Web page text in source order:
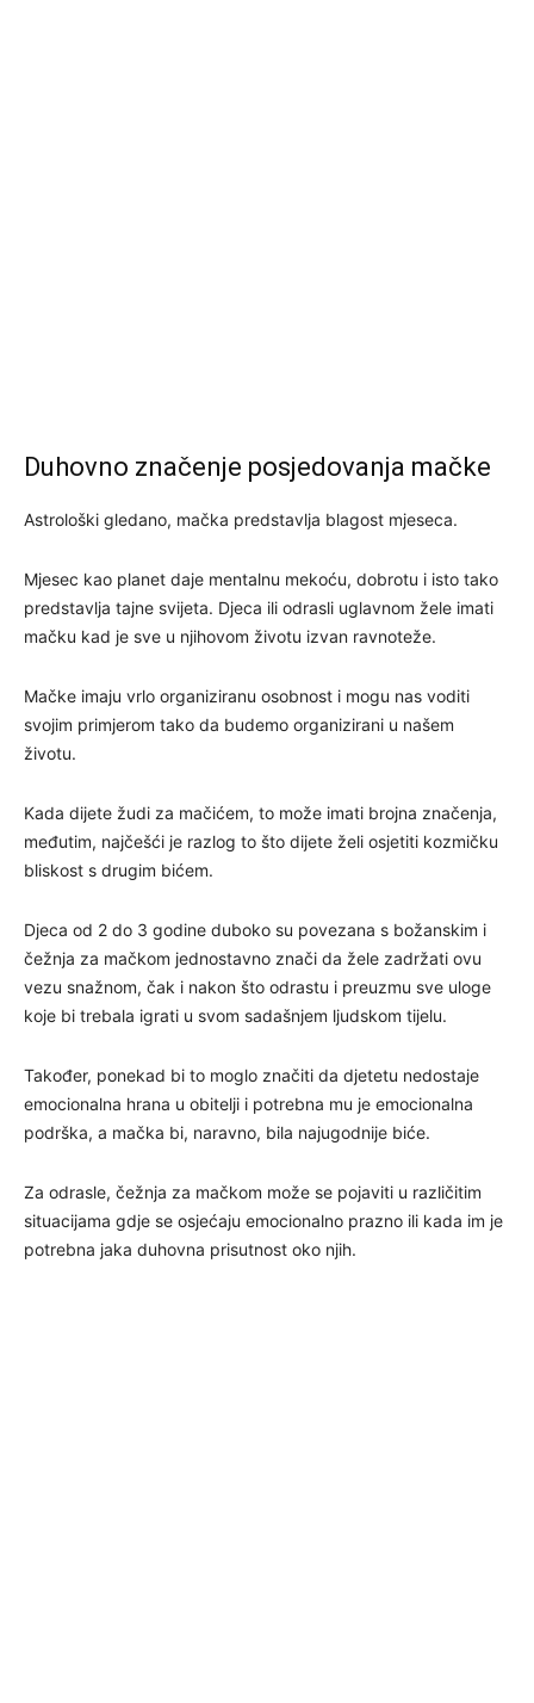
Duhovno značenje posjedovanja mačke
Astrološki gledano, mačka predstavlja blagost mjeseca.
Mjesec kao planet daje mentalnu mekoću, dobrotu i isto tako
predstavlja tajne svijeta. Djeca ili odrasli uglavnom žele imati
mačku kad je sve u njihovom životu izvan ravnoteže.
Mačke imaju vrlo organiziranu osobnost i mogu nas voditi
svojim primjerom tako da budemo organizirani u našem
životu.
Kada dijete žudi za mačićem, to može imati brojna značenja,
međutim, najčešći je razlog to što dijete želi osjetiti kozmičku
bliskost s drugim bićem.
Djeca od 2 do 3 godine duboko su povezana s božanskim i
čežnja za mačkom jednostavno znači da žele zadržati ovu
vezu snažnom, čak i nakon što odrastu i preuzmu sve uloge
koje bi trebala igrati u svom sadašnjem ljudskom tijelu.
Također, ponekad bi to moglo značiti da djetetu nedostaje
emocionalna hrana u obitelji i potrebna mu je emocionalna
podrška, a mačka bi, naravno, bila najugodnije biće.
Za odrasle, čežnja za mačkom može se pojaviti u različitim
situacijama gdje se osjećaju emocionalno prazno ili kada im je
potrebna jaka duhovna prisutnost oko njih.